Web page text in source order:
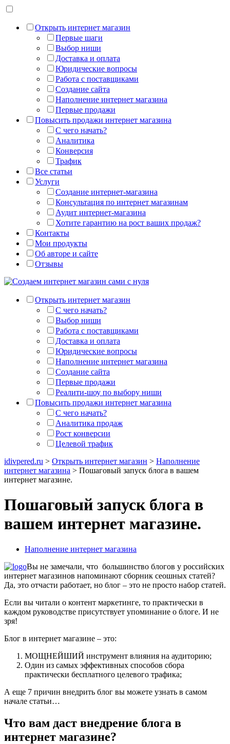
Открыть интернет магазин
Первые шаги
Выбор ниши
Доставка и оплата
Юридические вопросы
Работа с поставщиками
Создание сайта
Наполнение интернет магазина
Первые продажи
Повысить продажи интернет магазина
С чего начать?
Аналитика
Конверсия
Трафик
Все статьи
Услуги
Создание интернет-магазина
Консультация по интернет магазинам
Аудит интернет-магазина
Хотите гарантию на рост ваших продаж?
Контакты
Мои продукты
Об авторе и сайте
Отзывы
Открыть интернет магазин
С чего начать?
Выбор ниши
Работа с поставщиками
Доставка и оплата
Юридические вопросы
Наполнение интернет магазина
Создание сайта
Первые продажи
Реалити-шоу по выбору ниши
Повысить продажи интернет магазина
С чего начать?
Аналитика продаж
Рост конверсии
Целевой трафик
idivpered.ru > Открыть интернет магазин > Наполнение
интернет магазина > Пошаговый запуск блога в вашем
интернет магазине.
Пошаговый запуск блога в
вашем интернет магазине.
Наполнение интернет магазина
Вы не замечали, что большинство блогов у российских
интернет магазинов напоминают сборник сеошных статей?
Да, это отчасти работает, но блог – это не просто набор статей.
Если вы читали о контент маркетинге, то практически в
каждом руководстве присутствует упоминание о блоге. И не
зря!
Блог в интернет магазине – это:
МОЩНЕЙШИЙ инструмент влияния на аудиторию;
Один из самых эффективных способов сбора
практически бесплатного целевого трафика;
А еще 7 причин внедрить блог вы можете узнать в самом
начале статьи…
Что вам даст внедрение блога в
интернет магазине?